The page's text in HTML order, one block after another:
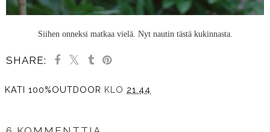
Siihen onneksi matkaa vielä. Nyt nautin tästä kukinnasta.
SHARE:
KATI 100%OUTDOOR KLO 21.44